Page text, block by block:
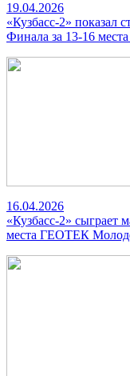
19.04.2026
«Кузбасс-2» показал
Финала за 13-16
16.04.2026
«Кузбасс-2» сыграет
места ГЕОТЕК